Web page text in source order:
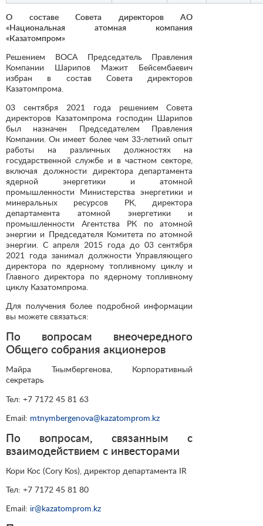
О составе Совета директоров АО
«Национальная атомная компания
«Казатомпром»
Решением ВОСА Председатель Правления
Компании Шарипов Мажит Бейсембаевич
избран в состав Совета директоров
Казатомпрома.
03 сентября 2021 года решением Совета
директоров Казатомпрома господин Шарипов
был назначен Председателем Правления
Компании. Он имеет более чем 33-летний опыт
работы на различных должностях на
государственной службе и в частном секторе,
включая должности директора департамента
ядерной энергетики и атомной
промышленности Министерства энергетики и
минеральных ресурсов РК, директора
департамента атомной энергетики и
промышленности Агентства РК по атомной
энергии и Председателя Комитета по атомной
энергии. С апреля 2015 года до 03 сентября
2021 года занимал должности Управляющего
директора по ядерному топливному циклу и
Главного директора по ядерному топливному
циклу Казатомпрома.
Для получения более подробной информации
вы можете связаться:
По вопросам внеочередного
Общего собрания акционеров
Майра Тнымбергенова, Корпоративный
секретарь
Тел: +7 7172 45 81 63
Email: mtnymbergenova@kazatomprom.kz
По вопросам, связанным с
взаимодействием с инвесторами
Кори Кос (Cory Kos), директор департамента IR
Тел: +7 7172 45 81 80
Email: ir@kazatomprom.kz